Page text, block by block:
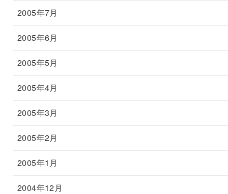
2005年7月
2005年6月
2005年5月
2005年4月
2005年3月
2005年2月
2005年1月
2004年12月